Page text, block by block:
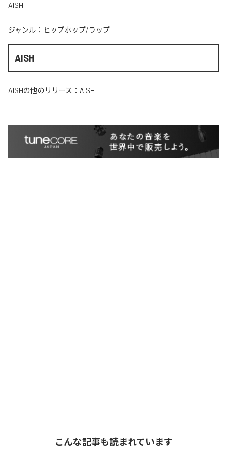
AISH
ジャンル： ヒップホップ/ラップ
AISH
AISHの他のリリース： AISH
こんな記事も読まれています